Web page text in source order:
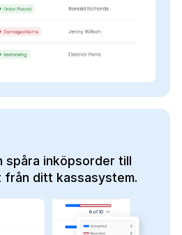
spåra inköpsorder till
från ditt kassasystem.